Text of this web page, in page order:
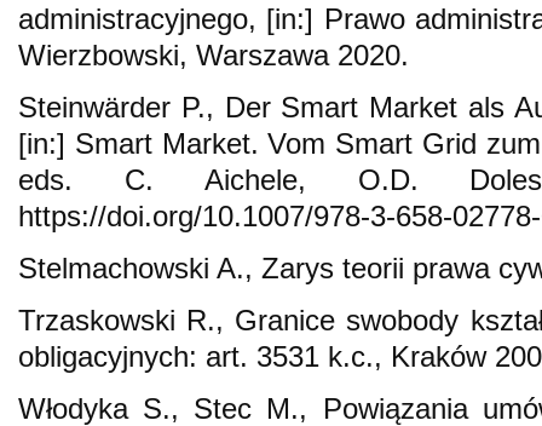
administracyjnego, [in:] Prawo
Wierzbowski, Warszawa 2020.
Steinwärder P., Der Smart Market als
[in:] Smart Market. Vom Smart Grid
eds. C. Aichele, O.D.
https://doi.org/10.1007/978-3-658-
Stelmachowski A., Zarys teorii prawa
Trzaskowski R., Granice swobody
obligacyjnych: art. 3531 k.c., Kraków
Włodyka S., Stec M., Powiązania